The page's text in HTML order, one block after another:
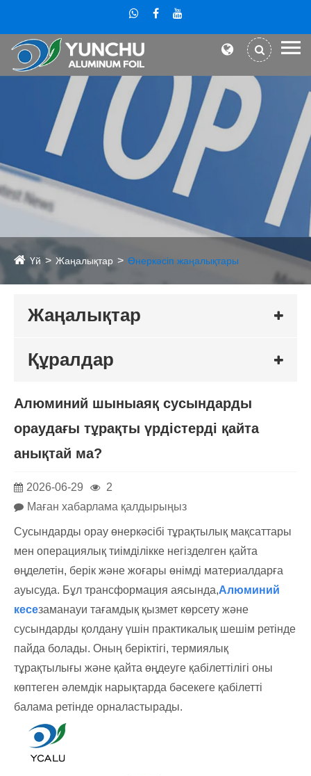
Үй Жаңалықтар Өнеркәсіп жаңалықтары
Жаңалықтар
Құралдар
Алюминий шыныаяқ сусындарды
ораудағы тұрақты үрдістерді қайта
анықтай ма?
2026-06-29
2
Маған хабарлама қалдырыңыз
Сусындарды орау өнеркәсібі тұрақтылық мақсаттары
мен операциялық тиімділікке негізделген қайта
өңделетін, берік және жоғары өнімді материалдарға
ауысуда. Бұл трансформация аясында,Алюминий
кесезаманауи тағамдық қызмет көрсету және
сусындарды қолдану үшін практикалық шешім ретінде
пайда болады. Оның беріктігі, термиялық
тұрақтылығы және қайта өңдеуге қабілеттілігі оны
көптеген әлемдік нарықтарда бәсекеге қабілетті
балама ретінде орналастырады.